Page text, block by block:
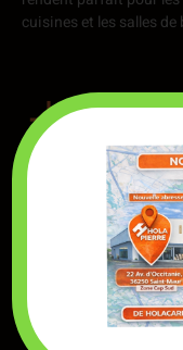
cuisines et les salles de
De plus, les récentes
aujourd'hui aux
naturels comme le
chaleur et d'élégance